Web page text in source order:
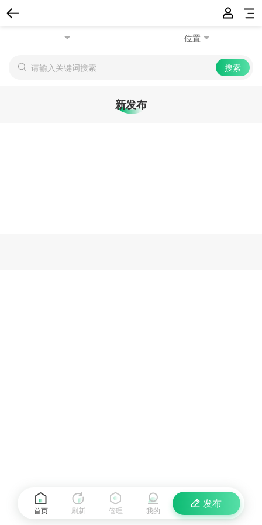
位置
新发布
首页 刷新
发布
管理 我的